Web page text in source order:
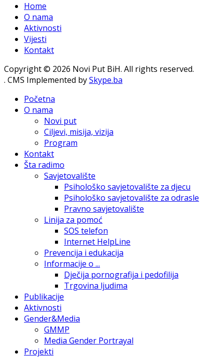
Home
O nama
Aktivnosti
Vijesti
Kontakt
Copyright © 2026 Novi Put BiH. All rights reserved.
. CMS Implemented bySkype.ba
Početna
O nama
Novi put
Ciljevi, misija, vizija
Program
Kontakt
Šta radimo
Savjetovalište
Psihološko savjetovalište za djecu
Psihološko savjetovalište za odrasle
Pravno savjetovalište
Linija za pomoć
SOS telefon
Internet HelpLine
Prevencija i edukacija
Informacije o ...
Dječija pornografija i pedofilija
Trgovina ljudima
Publikacije
Aktivnosti
Gender&Media
GMMP
Media Gender Portrayal
Projekti